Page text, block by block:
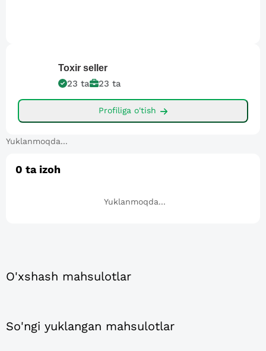
Toxir seller
23 ta 23 ta
Profiliga o'tish
Yuklanmoqda...
0 ta izoh
Yuklanmoqda...
O'xshash mahsulotlar
So'ngi yuklangan mahsulotlar